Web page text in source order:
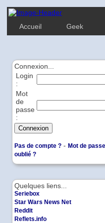
Accueil Geek
Quelques liens...
Seriebox
Star Wars News Net
Reddit
Reflets.info
Connexion...
Login
:
Mot
de
passe
:
Pas de compte ? - Mot de passe
oublié ?